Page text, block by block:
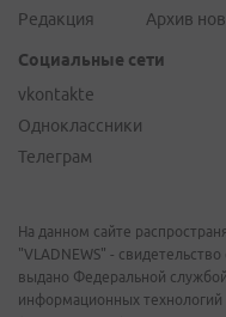
Редакция
Архив
Социальные сети
vkontakte
Одноклассники
Телеграм
На данном сайте
"VLADNEWS" -
выдано Федеральной
информационных